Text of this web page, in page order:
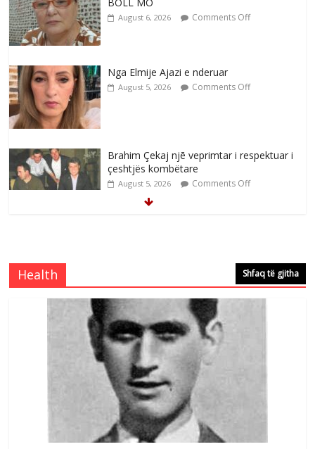
BOLL MO
August 6, 2026 Comments Off
Nga Elmije Ajazi e nderuar
August 5, 2026 Comments Off
Brahim Çekaj njē veprimtar i respektuar i
çeshtjës kombëtare
August 5, 2026 Comments Off
e invalidëve në Fushë Kosovë
Comments Off
Çlirimtari Agron Gërvalla me takime pune
në atdhe të shoqerisë Levizja
August 3, 2026 Comments Off
Postim me vlera nga artistja e mirëfilltë
Mimoza Gjoni
August 6, 2026 Comments Off
Health Shfaq të gjitha